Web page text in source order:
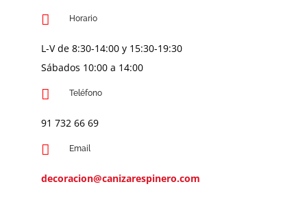
Horario
L-V de 8:30-14:00 y 15:30-19:30
Sábados 10:00 a 14:00
Teléfono
91 732 66 69
Email
decoracion@canizarespinero.com